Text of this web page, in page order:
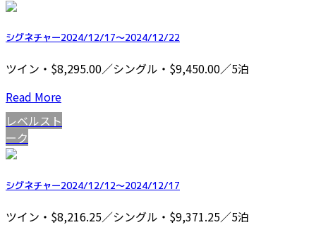
シグネチャー2024/12/17～2024/12/22
ツイン・$8,295.00／シングル・$9,450.00／5泊
Read More
レベルスト
ーク
シグネチャー2024/12/12～2024/12/17
ツイン・$8,216.25／シングル・$9,371.25／5泊